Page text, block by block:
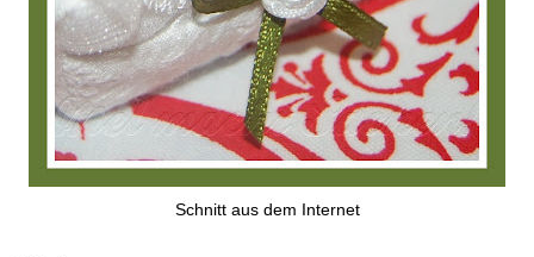
Schnitt aus dem Internet